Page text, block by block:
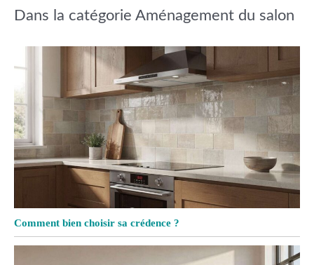
Dans la catégorie Aménagement du salon
Comment bien choisir sa crédence ?